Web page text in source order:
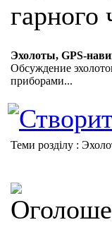
гарного
Эхолоты, GPS-
Обсуждение
приборами...
Теми розділу :